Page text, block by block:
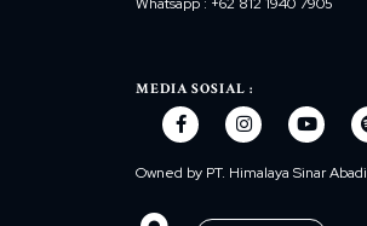
MEDIA SOSIAL :
Owned by PT. Himalaya Sinar Abadi